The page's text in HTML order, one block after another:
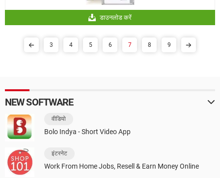
डाउनलोड करें
3 4 5 6 7 8 9
NEW SOFTWARE
वीडियो
Bolo Indya - Short Video App
इंटरनेट
Work From Home Jobs, Resell & Earn Money Online